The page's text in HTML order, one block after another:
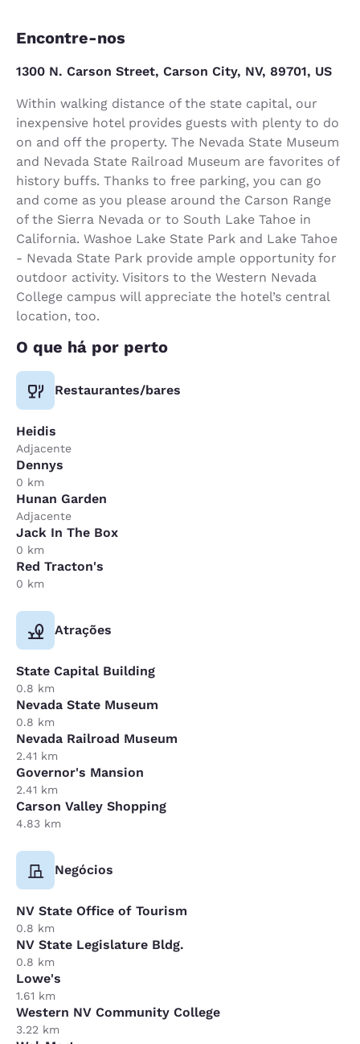
Encontre-nos
1300 N. Carson Street, Carson City, NV, 89701, US
Within walking distance of the state capital, our
inexpensive hotel provides guests with plenty to do
on and off the property. The Nevada State Museum
and Nevada State Railroad Museum are favorites of
history buffs. Thanks to free parking, you can go
and come as you please around the Carson Range
of the Sierra Nevada or to South Lake Tahoe in
California. Washoe Lake State Park and Lake Tahoe
- Nevada State Park provide ample opportunity for
outdoor activity. Visitors to the Western Nevada
College campus will appreciate the hotel’s central
location, too.
O que há por perto
Restaurantes/bares
Heidis
Adjacente
Dennys
0 km
Hunan Garden
Adjacente
Jack In The Box
0 km
Red Tracton's
0 km
Atrações
State Capital Building
0.8 km
Nevada State Museum
0.8 km
Nevada Railroad Museum
2.41 km
Governor's Mansion
2.41 km
Carson Valley Shopping
4.83 km
Negócios
NV State Office of Tourism
0.8 km
NV State Legislature Bldg.
0.8 km
Lowe's
1.61 km
Western NV Community College
3.22 km